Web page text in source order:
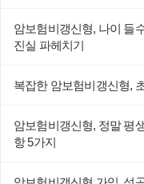
암보험비갱신형, 나이 들
진실 파헤치기
복잡한 암보험비갱신형,
암보험비갱신형, 정말 평
항 5가지